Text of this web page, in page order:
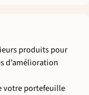
produits pour
d’amélioration
votre portefeuille